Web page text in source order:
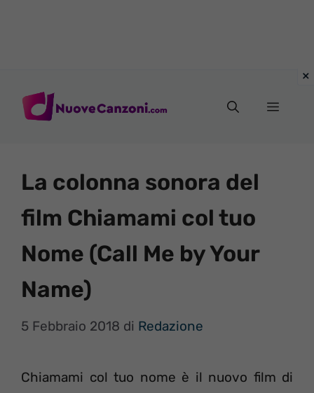
Menu
La colonna sonora del
film Chiamami col tuo
Nome (Call Me by Your
Name)
5 Febbraio 2018 di Redazione
Chiamami col tuo nome è il nuovo film di